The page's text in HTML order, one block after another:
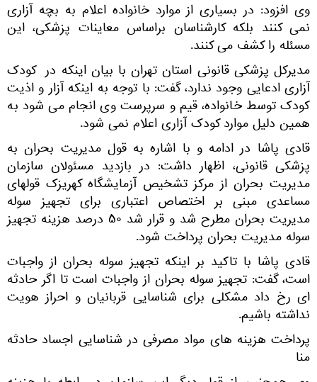
وی افزود: در بسیاری از موارد خانواده اعلام به بچه آزاری
نمی کنند بلکه کارشناسان براساس معاینات پزشکی، این
مسئله را کشف می کنند.
مدیرکل پزشکی قانونی استان تهران با بیان اینکه در کودک
آزاری ادعایی وجود ندارد، گفت: با توجه به اینکه آزار و اذیت
کودک توسط خانواده، قیم و سرپرست وی انجام می شود به
همین دلیل موارد کودک آزاری اعلام نمی شود.
قادی پاشا در ادامه و با اشاره به قول مدیریت بحران به
پزشکی قانونی، اظهار داشت: در بازدید مسئولان سازمان
مدیریت بحران از مرکز تشخیص آزمایشگاه کهریزک قولهای
مساعدی مبنی بر اختصاص اعتباری برای تجهیز سوله
مدیریت بحران مطرح شد و قرار شد ۵۰ درصد هزینه تجهیز
سوله مدیریت بحران پرداخت شود.
قادی پاشا با تاکید بر اینکه تجهیز سوله بحران از واجبات
است، گفت: تجهیز سوله بحران از واجبات است تا اگر حادثه
ای رخ داد مشکلی برای شناسایی قربانیان و احراز هویت
نداشته باشیم.
پرداخت هزینه های مواد مصرفی در شناسایی اجساد حادثه
منا